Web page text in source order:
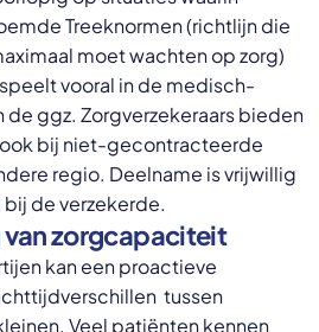
Treeknormen (richtlijn die
moet wachten op zorg)
vooral in de medisch-
ggz. Zorgverzekeraars bieden
ook bij niet-gecontracteerde
regio. Deelname is vrijwillig
de verzekerde.
zorgcapaciteit
kan een proactieve
tussen
Veel patiënten kennen